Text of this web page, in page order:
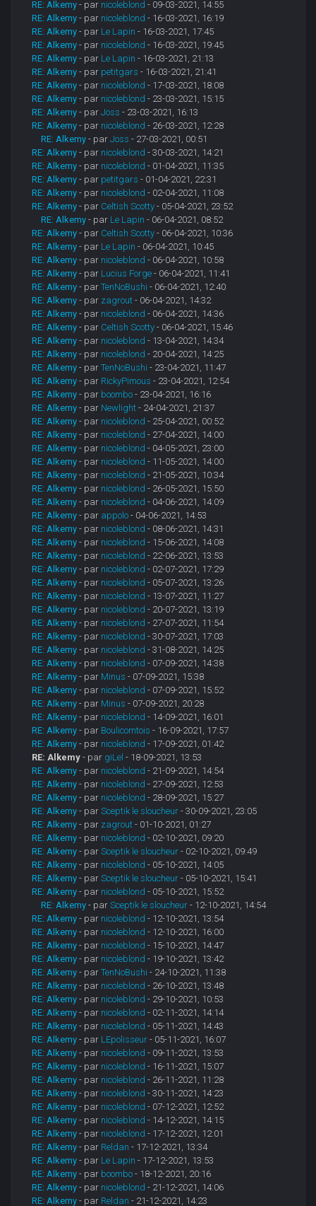
RE: Alkemy - par nicoleblond - 09-03-2021, 14:55
RE: Alkemy - par nicoleblond - 16-03-2021, 16:19
RE: Alkemy - par Le Lapin - 16-03-2021, 17:45
RE: Alkemy - par nicoleblond - 16-03-2021, 19:45
RE: Alkemy - par Le Lapin - 16-03-2021, 21:13
RE: Alkemy - par petitgars - 16-03-2021, 21:41
RE: Alkemy - par nicoleblond - 17-03-2021, 18:08
RE: Alkemy - par nicoleblond - 23-03-2021, 15:15
RE: Alkemy - parJoss - 23-03-2021, 16:13
RE: Alkemy - par nicoleblond - 26-03-2021, 12:28
RE: Alkemy - parJoss - 27-03-2021, 00:51
RE: Alkemy - par nicoleblond - 30-03-2021, 14:21
RE: Alkemy - par nicoleblond - 01-04-2021, 11:35
RE: Alkemy - par petitgars - 01-04-2021, 22:31
RE: Alkemy - par nicoleblond - 02-04-2021, 11:08
RE: Alkemy - par Celtish Scotty - 05-04-2021, 23:52
RE: Alkemy - par Le Lapin - 06-04-2021, 08:52
RE: Alkemy - par Celtish Scotty - 06-04-2021, 10:36
RE: Alkemy - par Le Lapin - 06-04-2021, 10:45
RE: Alkemy - par nicoleblond - 06-04-2021, 10:58
RE: Alkemy - par Lucius Forge - 06-04-2021, 11:41
RE: Alkemy - parTenNoBushi - 06-04-2021, 12:40
RE: Alkemy - par zagrout - 06-04-2021, 14:32
RE: Alkemy - par nicoleblond - 06-04-2021, 14:36
RE: Alkemy - par Celtish Scotty - 06-04-2021, 15:46
RE: Alkemy - par nicoleblond - 13-04-2021, 14:34
RE: Alkemy - par nicoleblond - 20-04-2021, 14:25
RE: Alkemy - parTenNoBushi - 23-04-2021, 11:47
RE: Alkemy - par RickyPimous - 23-04-2021, 12:54
RE: Alkemy - par boombo - 23-04-2021, 16:16
RE: Alkemy - par Newlight - 24-04-2021, 21:37
RE: Alkemy - par nicoleblond - 25-04-2021, 00:52
RE: Alkemy - par nicoleblond - 27-04-2021, 14:00
RE: Alkemy - par nicoleblond - 04-05-2021, 23:00
RE: Alkemy - par nicoleblond - 11-05-2021, 14:00
RE: Alkemy - par nicoleblond - 21-05-2021, 10:34
RE: Alkemy - par nicoleblond - 26-05-2021, 15:50
RE: Alkemy - par nicoleblond - 04-06-2021, 14:09
RE: Alkemy - par appolo - 04-06-2021, 14:53
RE: Alkemy - par nicoleblond - 08-06-2021, 14:31
RE: Alkemy - par nicoleblond - 15-06-2021, 14:08
RE: Alkemy - par nicoleblond - 22-06-2021, 13:53
RE: Alkemy - par nicoleblond - 02-07-2021, 17:29
RE: Alkemy - par nicoleblond - 05-07-2021, 13:26
RE: Alkemy - par nicoleblond - 13-07-2021, 11:27
RE: Alkemy - par nicoleblond - 20-07-2021, 13:19
RE: Alkemy - par nicoleblond - 27-07-2021, 11:54
RE: Alkemy - par nicoleblond - 30-07-2021, 17:03
RE: Alkemy - par nicoleblond - 31-08-2021, 14:25
RE: Alkemy - par nicoleblond - 07-09-2021, 14:38
RE: Alkemy - par Minus - 07-09-2021, 15:38
RE: Alkemy - par nicoleblond - 07-09-2021, 15:52
RE: Alkemy - par Minus - 07-09-2021, 20:28
RE: Alkemy - par nicoleblond - 14-09-2021, 16:01
RE: Alkemy - par Boulicomtois - 16-09-2021, 17:57
RE: Alkemy - par nicoleblond - 17-09-2021, 01:42
RE: Alkemy - par giLel - 18-09-2021, 13:53
RE: Alkemy - par nicoleblond - 21-09-2021, 14:54
RE: Alkemy - par nicoleblond - 27-09-2021, 12:53
RE: Alkemy - par nicoleblond - 28-09-2021, 15:27
RE: Alkemy - parSceptik le sloucheur - 30-09-2021, 23:05
RE: Alkemy - par zagrout - 01-10-2021, 01:27
RE: Alkemy - par nicoleblond - 02-10-2021, 09:20
RE: Alkemy - parSceptik le sloucheur - 02-10-2021, 09:49
RE: Alkemy - par nicoleblond - 05-10-2021, 14:05
RE: Alkemy - parSceptik le sloucheur - 05-10-2021, 15:41
RE: Alkemy - par nicoleblond - 05-10-2021, 15:52
RE: Alkemy - parSceptik le sloucheur - 12-10-2021, 14:54
RE: Alkemy - par nicoleblond - 12-10-2021, 13:54
RE: Alkemy - par nicoleblond - 12-10-2021, 16:00
RE: Alkemy - par nicoleblond - 15-10-2021, 14:47
RE: Alkemy - par nicoleblond - 19-10-2021, 13:42
RE: Alkemy - parTenNoBushi - 24-10-2021, 11:38
RE: Alkemy - par nicoleblond - 26-10-2021, 13:48
RE: Alkemy - par nicoleblond - 29-10-2021, 10:53
RE: Alkemy - par nicoleblond - 02-11-2021, 14:14
RE: Alkemy - par nicoleblond - 05-11-2021, 14:43
RE: Alkemy - par LEpolisseur - 05-11-2021, 16:07
RE: Alkemy - par nicoleblond - 09-11-2021, 13:53
RE: Alkemy - par nicoleblond - 16-11-2021, 15:07
RE: Alkemy - par nicoleblond - 26-11-2021, 11:28
RE: Alkemy - par nicoleblond - 30-11-2021, 14:23
RE: Alkemy - par nicoleblond - 07-12-2021, 12:52
RE: Alkemy - par nicoleblond - 14-12-2021, 14:15
RE: Alkemy - par nicoleblond - 17-12-2021, 12:01
RE: Alkemy - par Reldan - 17-12-2021, 13:34
RE: Alkemy - par Le Lapin - 17-12-2021, 13:53
RE: Alkemy - par boombo - 18-12-2021, 20:16
RE: Alkemy - par nicoleblond - 21-12-2021, 14:06
RE: Alkemy - par Reldan - 21-12-2021, 14:23